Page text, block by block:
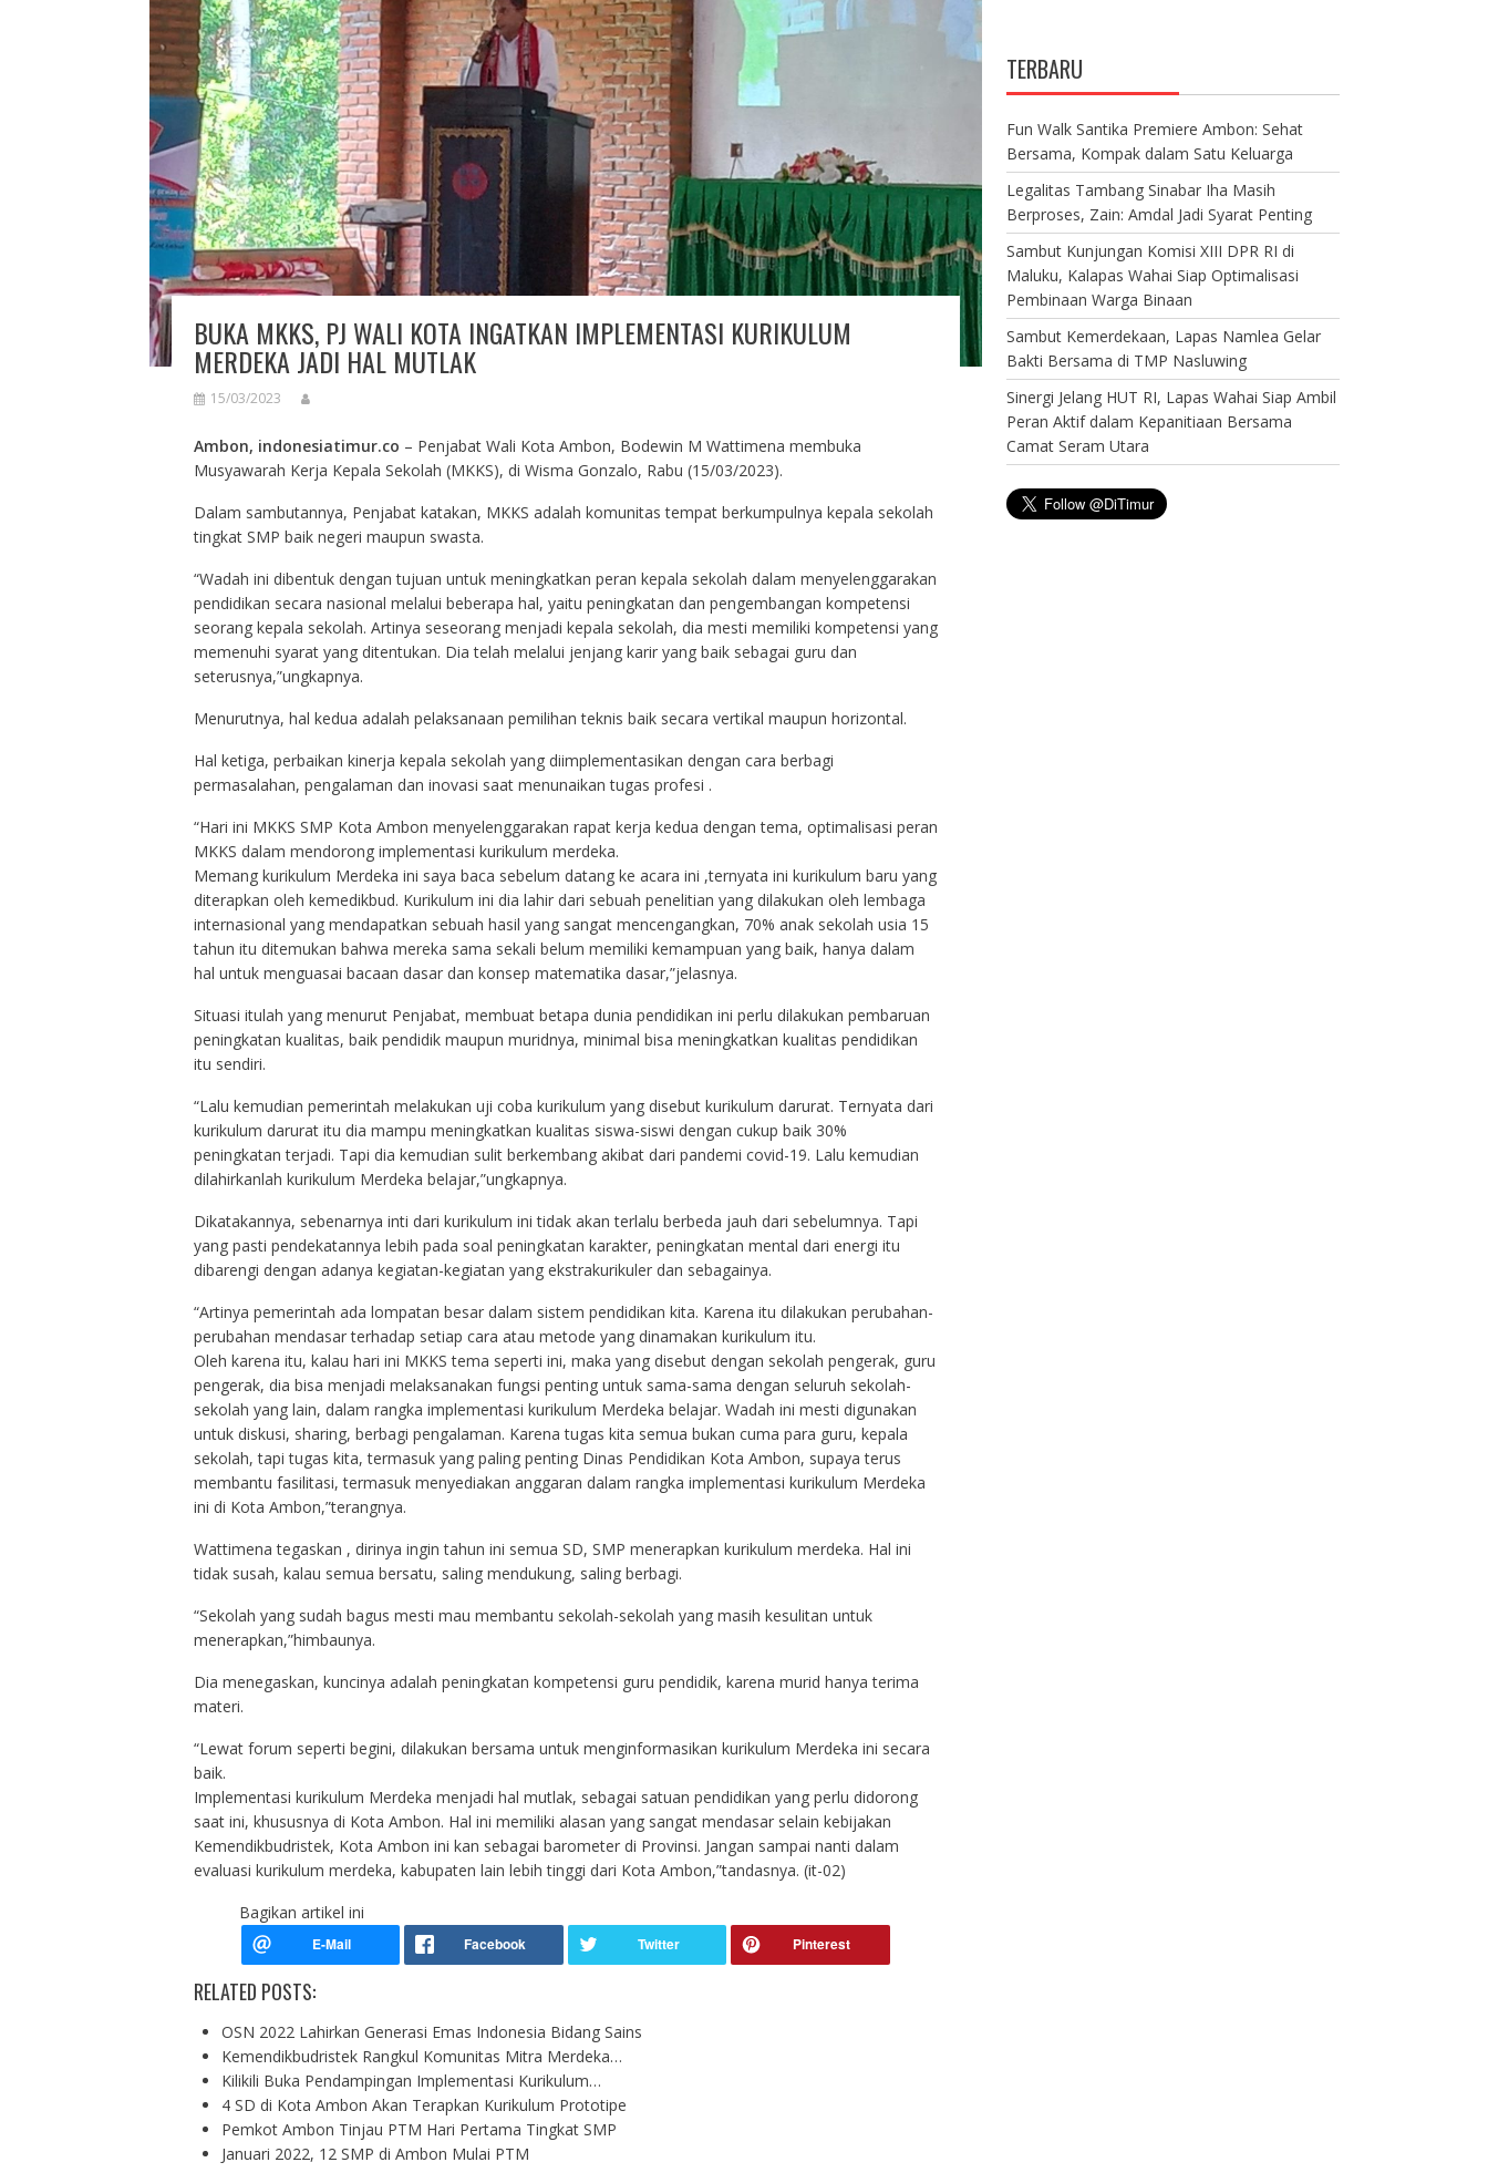
BUKA MKKS, PJ WALI KOTA INGATKAN IMPLEMENTASI KURIKULUM
MERDEKA JADI HAL MUTLAK
15/03/2023
Ambon, indonesiatimur.co – Penjabat Wali Kota Ambon, Bodewin M Wattimena membuka
Musyawarah Kerja Kepala Sekolah (MKKS), di Wisma Gonzalo, Rabu (15/03/2023).
Dalam sambutannya, Penjabat katakan, MKKS adalah komunitas tempat berkumpulnya kepala sekolah
tingkat SMP baik negeri maupun swasta.
“Wadah ini dibentuk dengan tujuan untuk meningkatkan peran kepala sekolah dalam menyelenggarakan
pendidikan secara nasional melalui beberapa hal, yaitu peningkatan dan pengembangan kompetensi
seorang kepala sekolah. Artinya seseorang menjadi kepala sekolah, dia mesti memiliki kompetensi yang
memenuhi syarat yang ditentukan. Dia telah melalui jenjang karir yang baik sebagai guru dan
seterusnya,”ungkapnya.
Menurutnya, hal kedua adalah pelaksanaan pemilihan teknis baik secara vertikal maupun horizontal.
Hal ketiga, perbaikan kinerja kepala sekolah yang diimplementasikan dengan cara berbagi
permasalahan, pengalaman dan inovasi saat menunaikan tugas profesi .
“Hari ini MKKS SMP Kota Ambon menyelenggarakan rapat kerja kedua dengan tema, optimalisasi peran
MKKS dalam mendorong implementasi kurikulum merdeka.
Memang kurikulum Merdeka ini saya baca sebelum datang ke acara ini ,ternyata ini kurikulum baru yang
diterapkan oleh kemedikbud. Kurikulum ini dia lahir dari sebuah penelitian yang dilakukan oleh lembaga
internasional yang mendapatkan sebuah hasil yang sangat mencengangkan, 70% anak sekolah usia 15
tahun itu ditemukan bahwa mereka sama sekali belum memiliki kemampuan yang baik, hanya dalam
hal untuk menguasai bacaan dasar dan konsep matematika dasar,”jelasnya.
Situasi itulah yang menurut Penjabat, membuat betapa dunia pendidikan ini perlu dilakukan pembaruan
peningkatan kualitas, baik pendidik maupun muridnya, minimal bisa meningkatkan kualitas pendidikan
itu sendiri.
“Lalu kemudian pemerintah melakukan uji coba kurikulum yang disebut kurikulum darurat. Ternyata dari
kurikulum darurat itu dia mampu meningkatkan kualitas siswa-siswi dengan cukup baik 30%
peningkatan terjadi. Tapi dia kemudian sulit berkembang akibat dari pandemi covid-19. Lalu kemudian
dilahirkanlah kurikulum Merdeka belajar,”ungkapnya.
Dikatakannya, sebenarnya inti dari kurikulum ini tidak akan terlalu berbeda jauh dari sebelumnya. Tapi
yang pasti pendekatannya lebih pada soal peningkatan karakter, peningkatan mental dari energi itu
dibarengi dengan adanya kegiatan-kegiatan yang ekstrakurikuler dan sebagainya.
“Artinya pemerintah ada lompatan besar dalam sistem pendidikan kita. Karena itu dilakukan perubahan-
perubahan mendasar terhadap setiap cara atau metode yang dinamakan kurikulum itu.
Oleh karena itu, kalau hari ini MKKS tema seperti ini, maka yang disebut dengan sekolah pengerak, guru
pengerak, dia bisa menjadi melaksanakan fungsi penting untuk sama-sama dengan seluruh sekolah-
sekolah yang lain, dalam rangka implementasi kurikulum Merdeka belajar. Wadah ini mesti digunakan
untuk diskusi, sharing, berbagi pengalaman. Karena tugas kita semua bukan cuma para guru, kepala
sekolah, tapi tugas kita, termasuk yang paling penting Dinas Pendidikan Kota Ambon, supaya terus
membantu fasilitasi, termasuk menyediakan anggaran dalam rangka implementasi kurikulum Merdeka
ini di Kota Ambon,”terangnya.
Wattimena tegaskan , dirinya ingin tahun ini semua SD, SMP menerapkan kurikulum merdeka. Hal ini
tidak susah, kalau semua bersatu, saling mendukung, saling berbagi.
“Sekolah yang sudah bagus mesti mau membantu sekolah-sekolah yang masih kesulitan untuk
menerapkan,”himbaunya.
Dia menegaskan, kuncinya adalah peningkatan kompetensi guru pendidik, karena murid hanya terima
materi.
“Lewat forum seperti begini, dilakukan bersama untuk menginformasikan kurikulum Merdeka ini secara
baik.
Implementasi kurikulum Merdeka menjadi hal mutlak, sebagai satuan pendidikan yang perlu didorong
saat ini, khususnya di Kota Ambon. Hal ini memiliki alasan yang sangat mendasar selain kebijakan
Kemendikbudristek, Kota Ambon ini kan sebagai barometer di Provinsi. Jangan sampai nanti dalam
evaluasi kurikulum merdeka, kabupaten lain lebih tinggi dari Kota Ambon,”tandasnya. (it-02)
Bagikan artikel ini
RELATED POSTS:
OSN 2022 Lahirkan Generasi Emas Indonesia Bidang Sains
Kemendikbudristek Rangkul Komunitas Mitra Merdeka…
Kilikili Buka Pendampingan Implementasi Kurikulum…
4 SD di Kota Ambon Akan Terapkan Kurikulum Prototipe
Pemkot Ambon Tinjau PTM Hari Pertama Tingkat SMP
Januari 2022, 12 SMP di Ambon Mulai PTM
TERBARU
Fun Walk Santika Premiere Ambon: Sehat
Bersama, Kompak dalam Satu Keluarga
Legalitas Tambang Sinabar Iha Masih
Berproses, Zain: Amdal Jadi Syarat Penting
Sambut Kunjungan Komisi XIII DPR RI di
Maluku, Kalapas Wahai Siap Optimalisasi
Pembinaan Warga Binaan
Sambut Kemerdekaan, Lapas Namlea Gelar
Bakti Bersama di TMP Nasluwing
Sinergi Jelang HUT RI, Lapas Wahai Siap Ambil
Peran Aktif dalam Kepanitiaan Bersama
Camat Seram Utara